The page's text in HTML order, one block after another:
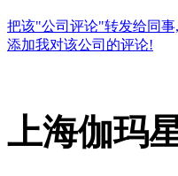
把该"公司评论"转发给同
添加我对该公司的评论!
上海伽玛